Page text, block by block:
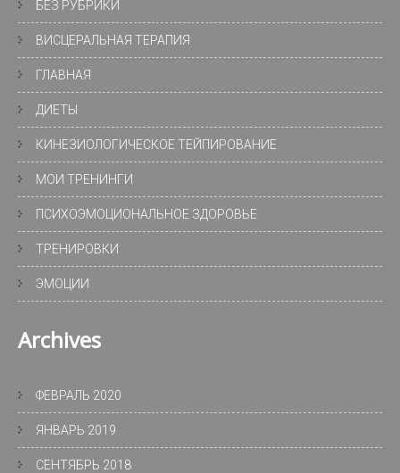
БЕЗ РУБРИКИ
ВИСЦЕРАЛЬНАЯ ТЕРАПИЯ
ГЛАВНАЯ
ДИЕТЫ
КИНЕЗИОЛОГИЧЕСКОЕ ТЕЙПИРОВАНИЕ
МОИ ТРЕНИНГИ
ПСИХОЭМОЦИОНАЛЬНОЕ ЗДОРОВЬЕ
ТРЕНИРОВКИ
ЭМОЦИИ
Archives
ФЕВРАЛЬ 2020
ЯНВАРЬ 2019
СЕНТЯБРЬ 2018